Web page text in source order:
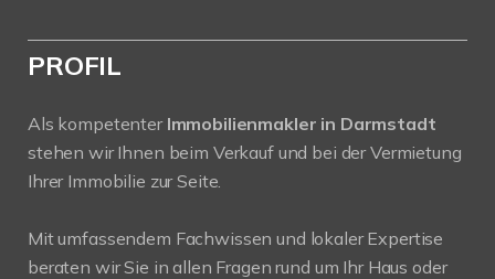
PROFIL
Als kompetenter Immobilienmakler in Darmstadt
stehen wir Ihnen beim Verkauf und bei der Vermietung
Ihrer Immobilie zur Seite.
Mit umfassendem Fachwissen und lokaler Expertise
beraten wir Sie in allen Fragen rund um Ihr Haus oder